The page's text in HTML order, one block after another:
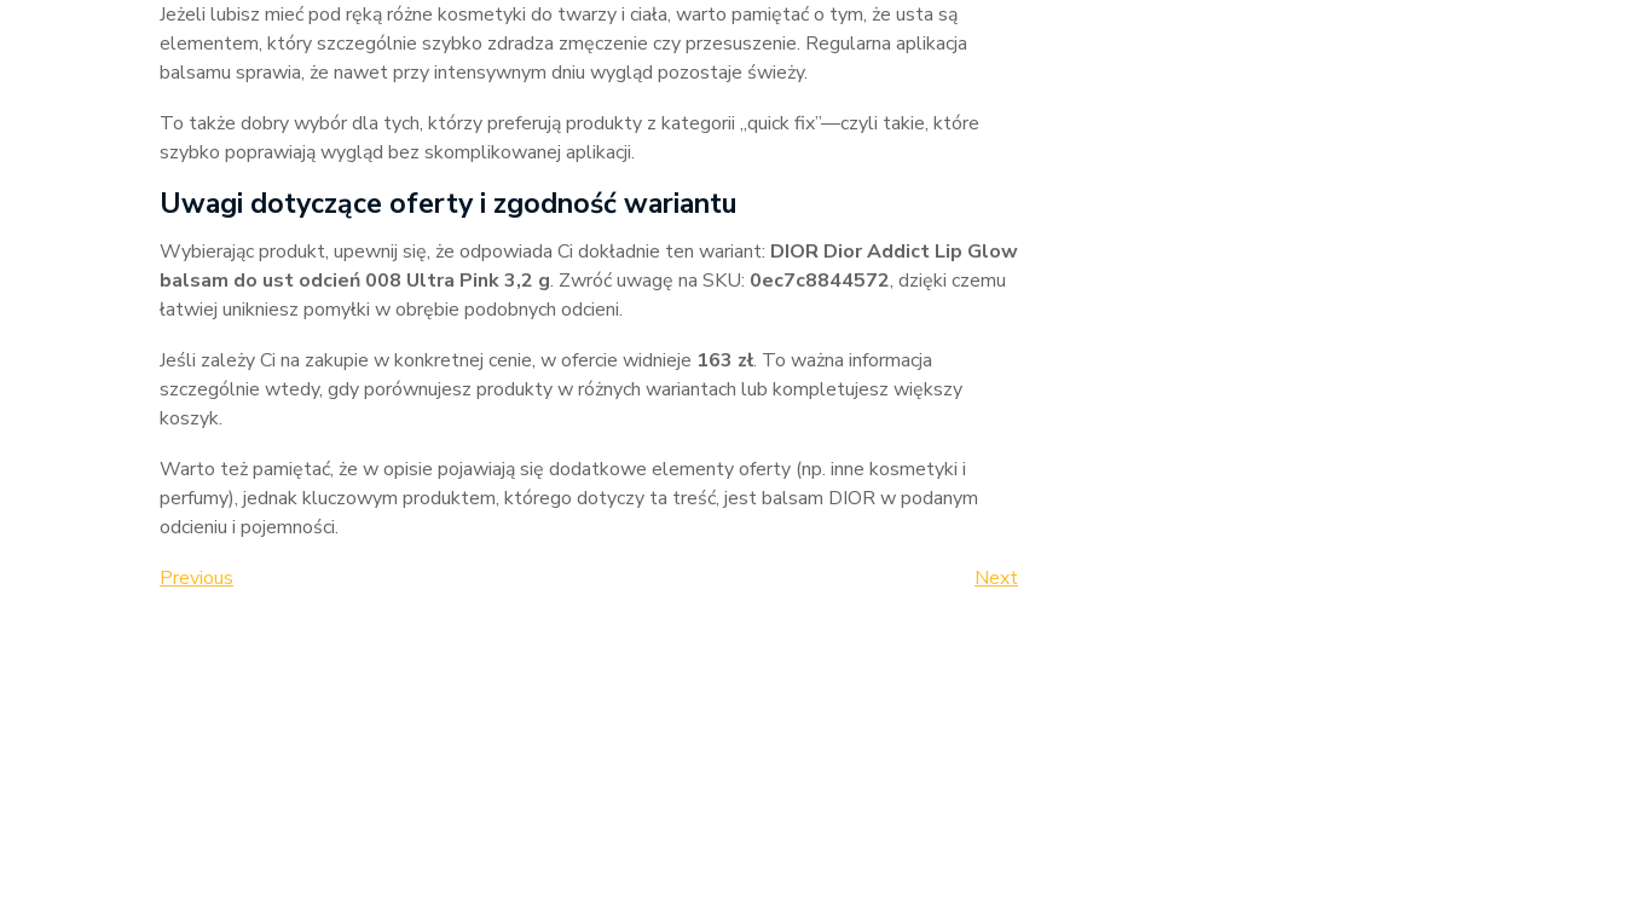
Jeżeli lubisz mieć pod ręką różne kosmetyki do twarzy i ciała, warto pamiętać o tym, że usta są
elementem, który szczególnie szybko zdradza zmęczenie czy przesuszenie. Regularna aplikacja
balsamu sprawia, że nawet przy intensywnym dniu wygląd pozostaje świeży.
To także dobry wybór dla tych, którzy preferują produkty z kategorii „quick fix”—czyli takie, które
szybko poprawiają wygląd bez skomplikowanej aplikacji.
Uwagi dotyczące oferty i zgodność wariantu
Wybierając produkt, upewnij się, że odpowiada Ci dokładnie ten wariant: DIOR Dior Addict Lip Glow
balsam do ust odcień 008 Ultra Pink 3,2 g. Zwróć uwagę na SKU: 0ec7c8844572, dzięki czemu
łatwiej unikniesz pomyłki w obrębie podobnych odcieni.
Jeśli zależy Ci na zakupie w konkretnej cenie, w ofercie widnieje 163 zł. To ważna informacja
szczególnie wtedy, gdy porównujesz produkty w różnych wariantach lub kompletujesz większy
koszyk.
Warto też pamiętać, że w opisie pojawiają się dodatkowe elementy oferty (np. inne kosmetyki i
perfumy), jednak kluczowym produktem, którego dotyczy ta treść, jest balsam DIOR w podanym
odcieniu i pojemności.
Nawigacja
Previous
Previous
Next
Next